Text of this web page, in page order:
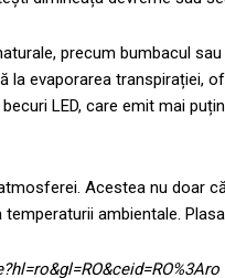
precum bumbacul
evaporarea transpirației,
LED, care emit mai
Acestea nu doar
ambientale.